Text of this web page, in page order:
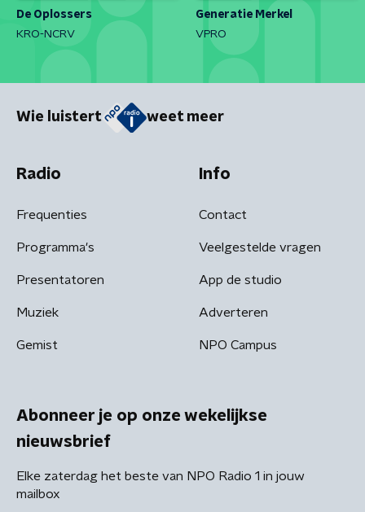
De Oplossers
KRO-NCRV
Generatie Merkel
VPRO
Wie luistert weet meer
Radio
Frequenties
Programma's
Presentatoren
Muziek
Gemist
Info
Contact
Veelgestelde vragen
App de studio
Adverteren
NPO Campus
Abonneer je op onze wekelijkse
nieuwsbrief
Elke zaterdag het beste van NPO Radio 1 in jouw
mailbox